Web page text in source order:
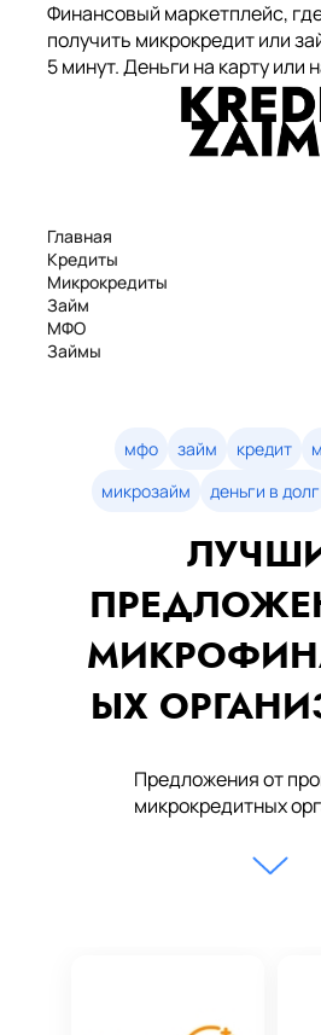
Финансовый маркетплейс,
получить микрокредит или
5 минут. Деньги на карту или
Главная
Кредиты
Микрокредиты
Займ
МФО
Займы
Займы онлайн
Денежные кредиты
мфо займ кредит
микрозайм
деньги в долг
ЫХ
Предложения от
микрокредитных